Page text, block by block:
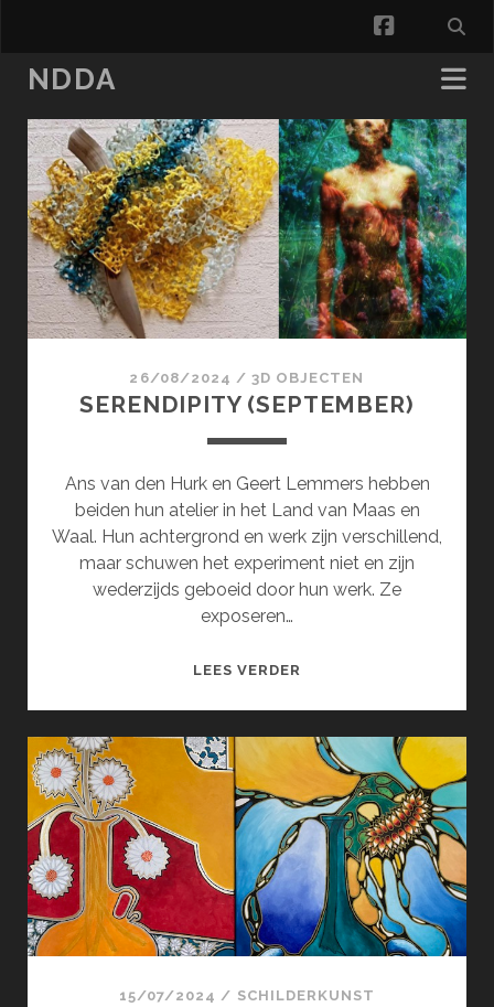
facebook
NDDA
NDDA
Posts
26/08/2024 /3D OBJECTEN
SERENDIPITY (SEPTEMBER)
Ans van den Hurk en Geert Lemmers hebben
beiden hun atelier in het Land van Maas en
Waal. Hun achtergrond en werk zijn verschillend,
maar schuwen het experiment niet en zijn
wederzijds geboeid door hun werk. Ze
exposeren…
LEES VERDER
15/07/2024 / SCHILDERKUNST